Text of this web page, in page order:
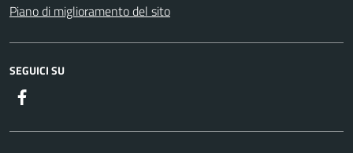
Piano di miglioramento del sito
SEGUICI SU